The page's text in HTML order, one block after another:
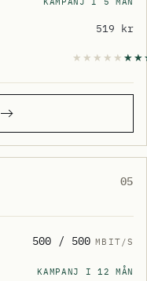
519 kr
05
500 / 500 MBIT/S
KAMPANJ I 12 MÅN